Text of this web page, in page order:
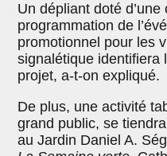
Un dépliant doté
programmation de
promotionnel pour les
signalétique identifiera
projet, a-t-on expliqué.
De plus, une activité
grand public, se
au Jardin Daniel A.